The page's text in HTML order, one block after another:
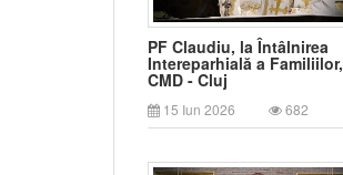
PF Claudiu, la Întâlnirea
Intereparhială a Familiilor,
CMD - Cluj
15 Iun 2026 682